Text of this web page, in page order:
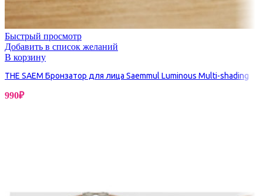
Быстрый просмотр
Добавить в список желаний
В корзину
THE SAEM Бронзатор для лица Saemmul Luminous Multi-shading
990₽